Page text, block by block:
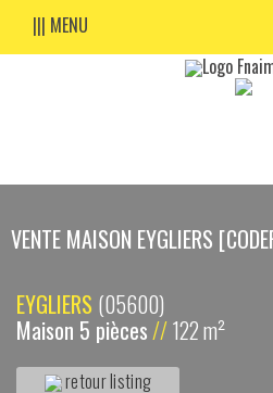
||| MENU
VENTE MAISON EYGLIERS
EYGLIERS (05600)
Maison 5 pièces//122 m²
retour listing